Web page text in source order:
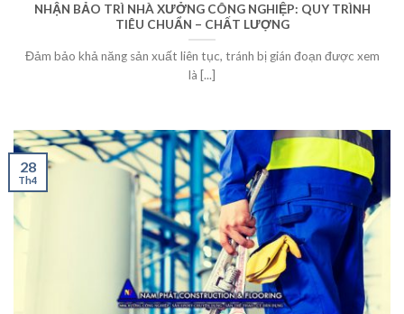
NHẬN BẢO TRÌ NHÀ XƯỞNG CÔNG NGHIỆP: QUY TRÌNH
TIÊU CHUẨN – CHẤT LƯỢNG
Đảm bảo khả năng sản xuất liên tục, tránh bị gián đoạn được xem
là [...]
28
Th4